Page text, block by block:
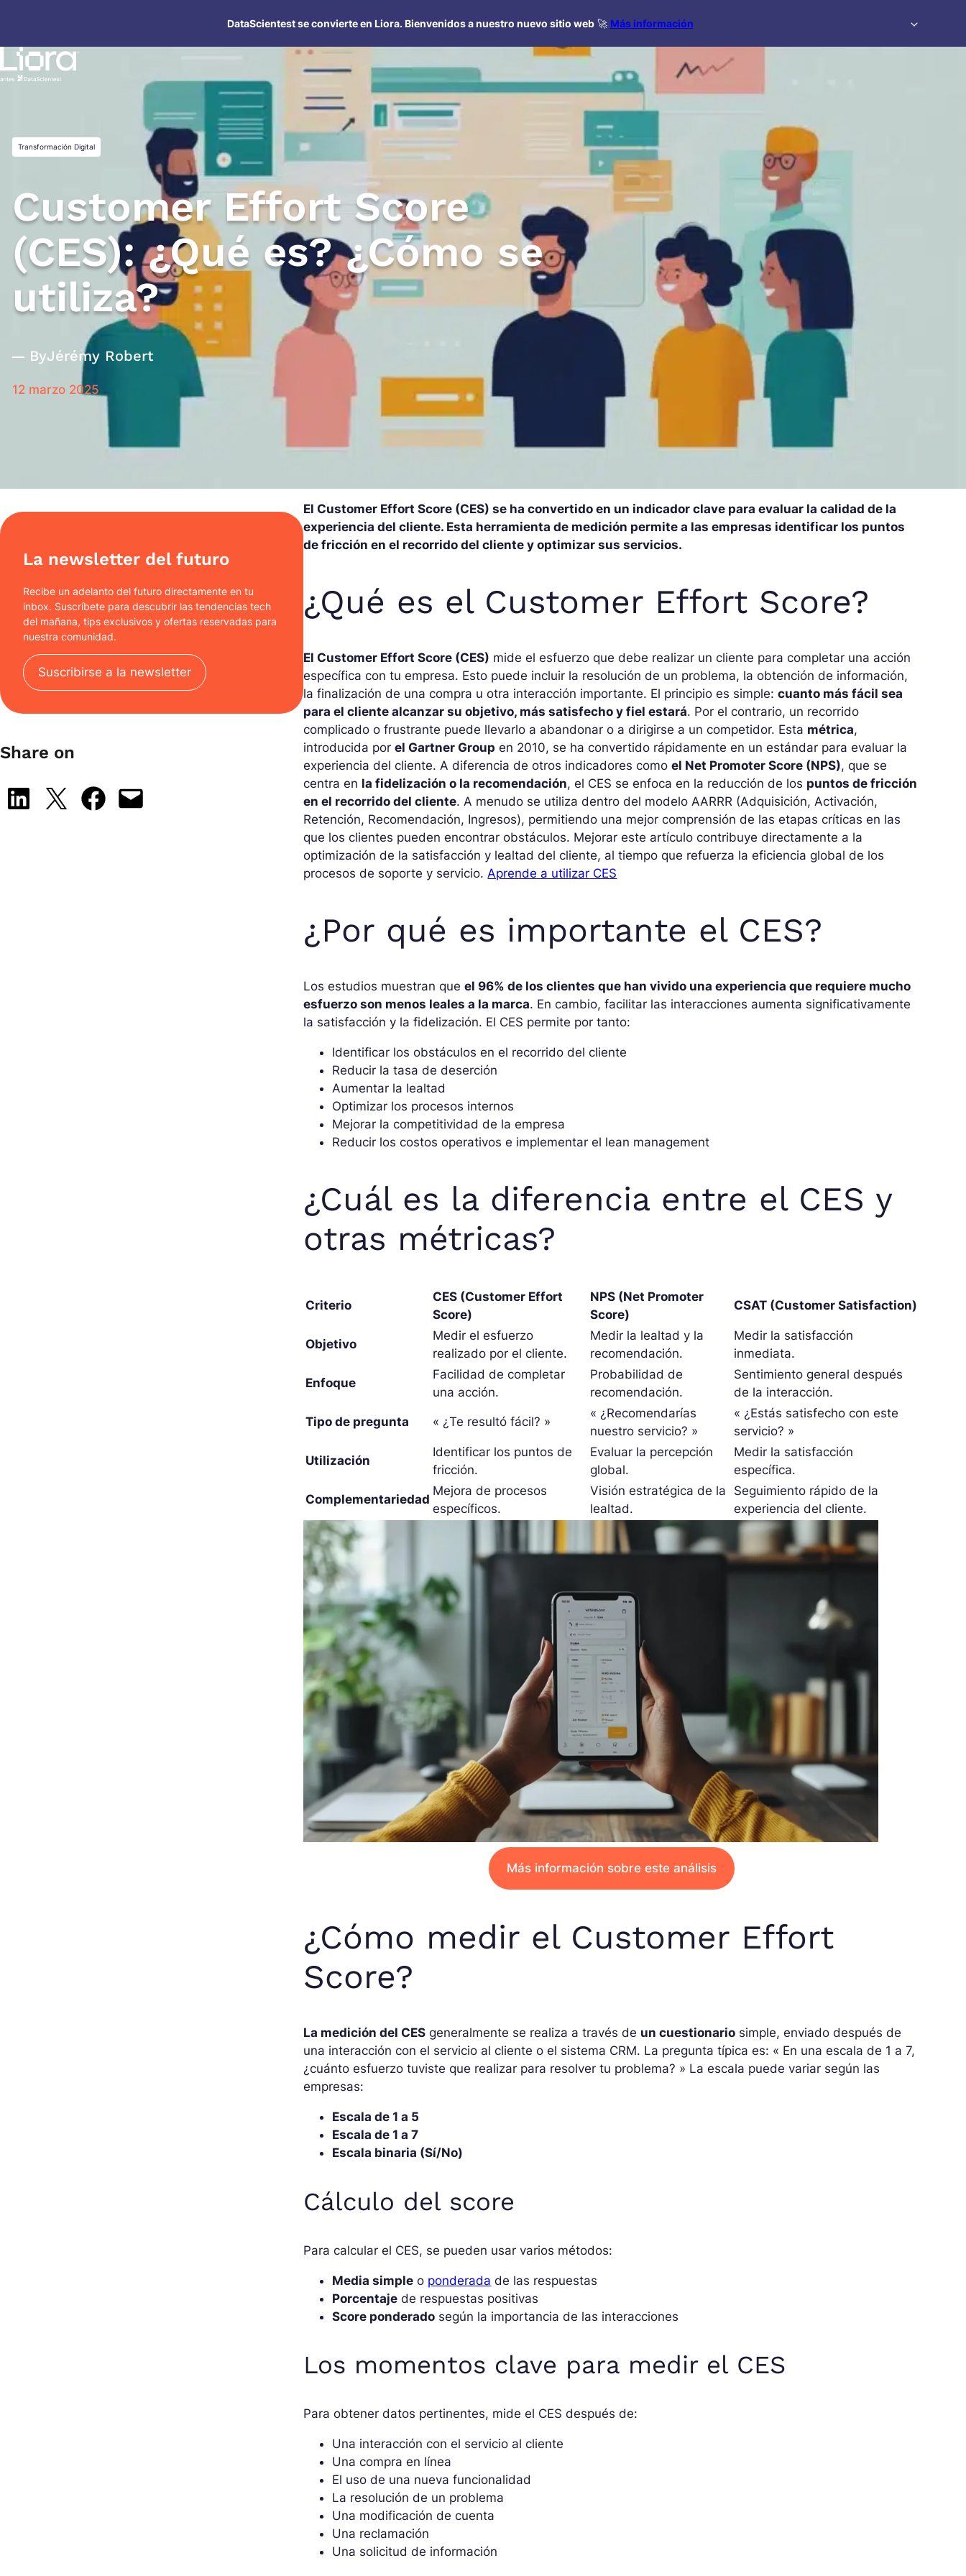
contenido
DataScientest se convierte en Liora. Bienvenidos a nuestro nuevo sitio web🚀 Más información
Transformación Digital
Customer Effort Score
(CES): ¿Qué es? ¿Cómo se
utiliza?
ByJérémy Robert
12 marzo 2025
La newsletter del futuro
Recibe un adelanto del futuro directamente en tu
inbox. Suscríbete para descubrir las tendencias tech
del mañana, tips exclusivos y ofertas reservadas para
nuestra comunidad.
Suscribirse a la newsletter
Share on
Share on LinkedIn
Share on X Share on Facebook
Email this Page
El Customer Effort Score (CES) se ha convertido en un indicador clave para evaluar la calidad de la
experiencia del cliente. Esta herramienta de medición permite a las empresas identificar los puntos
de fricción en el recorrido del cliente y optimizar sus servicios.
¿Qué es el Customer Effort Score?
El Customer Effort Score (CES) mide el esfuerzo que debe realizar un cliente para completar una acción
específica con tu empresa. Esto puede incluir la resolución de un problema, la obtención de información,
la finalización de una compra u otra interacción importante. El principio es simple:cuanto más fácil sea
para el cliente alcanzar su objetivo, más satisfecho y fiel estará. Por el contrario, un recorrido
complicado o frustrante puede llevarlo a abandonar o a dirigirse a un competidor. Esta métrica,
introducida porel Gartner Group en 2010, se ha convertido rápidamente en un estándar para evaluar la
experiencia del cliente. A diferencia de otros indicadores comoel Net Promoter Score (NPS), que se
centra en la fidelización o la recomendación, el CES se enfoca en la reducción de los puntos de fricción
en el recorrido del cliente. A menudo se utiliza dentro del modelo AARRR (Adquisición, Activación,
Retención, Recomendación, Ingresos), permitiendo una mejor comprensión de las etapas críticas en las
que los clientes pueden encontrar obstáculos. Mejorar este artículo contribuye directamente a la
optimización de la satisfacción y lealtad del cliente, al tiempo que refuerza la eficiencia global de los
procesos de soporte y servicio.Aprende a utilizar CES
¿Por qué es importante el CES?
Los estudios muestran queel 96% de los clientes que han vivido una experiencia que requiere mucho
esfuerzo son menos leales a la marca. En cambio, facilitar las interacciones aumenta significativamente
la satisfacción y la fidelización. El CES permite por tanto:
Identificar los obstáculos en el recorrido del cliente
Reducir la tasa de deserción
Aumentar la lealtad
Optimizar los procesos internos
Mejorar la competitividad de la empresa
Reducir los costos operativos e implementar el lean management
¿Cuál es la diferencia entre el CES y
otras métricas?
Criterio
CES (Customer Effort
Score)
NPS (Net Promoter
Score)
CSAT (Customer Satisfaction)
Objetivo
Medir el esfuerzo
realizado por el cliente.
Medir la lealtad y la
recomendación.
Medir la satisfacción
inmediata.
Enfoque
Facilidad de completar
una acción.
Probabilidad de
recomendación.
Sentimiento general después
de la interacción.
Tipo de pregunta « ¿Te resultó fácil? »
« ¿Recomendarías
nuestro servicio? »
« ¿Estás satisfecho con este
servicio? »
Utilización
Identificar los puntos de
fricción.
Evaluar la percepción
global.
Medir la satisfacción
específica.
Complementariedad
Mejora de procesos
específicos.
Visión estratégica de la
lealtad.
Seguimiento rápido de la
experiencia del cliente.
Más información sobre este análisis
¿Cómo medir el Customer Effort
Score?
La medición del CES generalmente se realiza a través de un cuestionario simple, enviado después de
una interacción con el servicio al cliente o el sistema CRM. La pregunta típica es: « En una escala de 1 a 7,
¿cuánto esfuerzo tuviste que realizar para resolver tu problema? » La escala puede variar según las
empresas:
Escala de 1 a 5
Escala de 1 a 7
Escala binaria (Sí/No)
Cálculo del score
Para calcular el CES, se pueden usar varios métodos:
Media simple o ponderada de las respuestas
Porcentaje de respuestas positivas
Score ponderado según la importancia de las interacciones
Los momentos clave para medir el CES
Para obtener datos pertinentes, mide el CES después de:
Una interacción con el servicio al cliente
Una compra en línea
El uso de una nueva funcionalidad
La resolución de un problema
Una modificación de cuenta
Una reclamación
Una solicitud de información